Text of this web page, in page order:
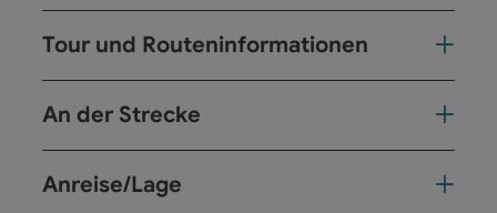
Tour und Routeninformationen
An der Strecke
Anreise/Lage